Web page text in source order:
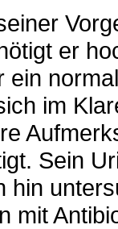
er
ein
im
Sein
hin
mit